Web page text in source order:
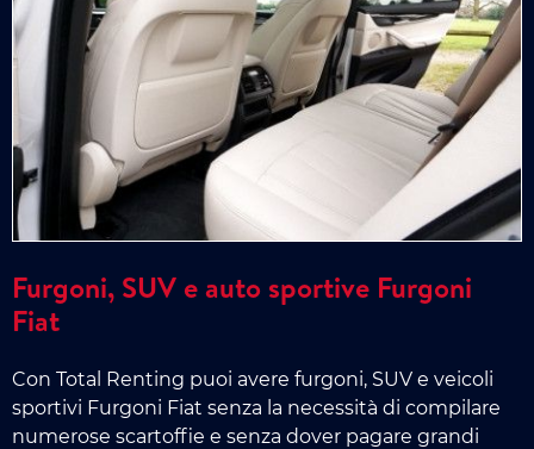
Furgoni, SUV e auto sportive Furgoni
Fiat
Con Total Renting puoi avere furgoni, SUV e veicoli
sportivi Furgoni Fiat senza la necessità di compilare
numerose scartoffie e senza dover pagare grandi